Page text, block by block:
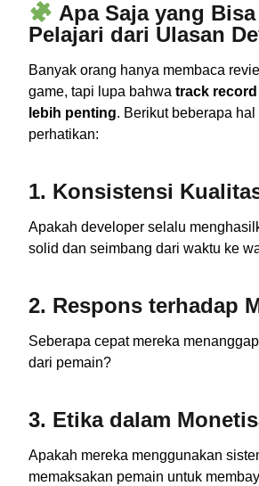
Apa Saja yang
Pelajari dari Ulasan
Banyak orang hanya membaca
game, tapi lupa bahwa track
lebih penting. Berikut beberapa
perhatikan:
1. Konsistensi
Apakah developer selalu
solid dan seimbang dari waktu ke
2. Respons terhadap
Seberapa cepat mereka
dari pemain?
3. Etika dalam
Apakah mereka menggunakan
memaksakan pemain untuk